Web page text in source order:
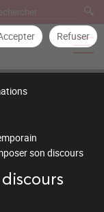
Refuser
son discours